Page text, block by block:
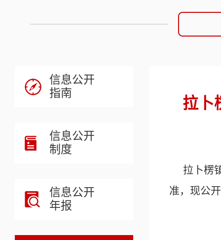
信息公开
指南
信息公开
制度
信息公开
年报
拉卜
拉卜楞
准，现公